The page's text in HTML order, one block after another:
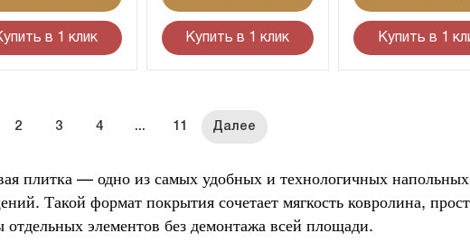
в 1 клик Купить в 1 клик Купить в 1
2 3 4 ... 11
плитка — одно из самых удобных и технологичных
Такой формат покрытия сочетает мягкость ковролина,
отдельных элементов без демонтажа всей площади.